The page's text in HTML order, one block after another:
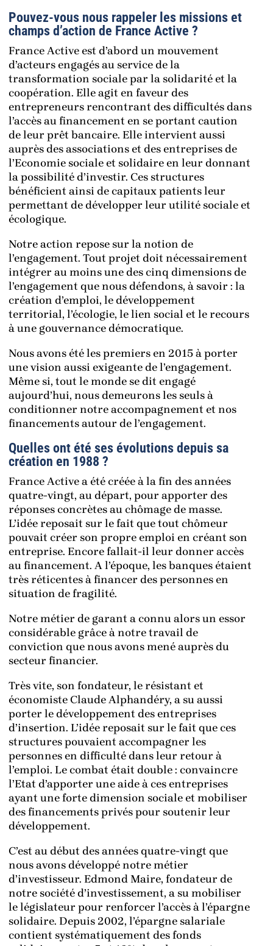
Pouvez-vous nous rappeler les missions et
champs d’action de France Active ?
France Active est d’abord un mouvement
d’acteurs engagés au service de la
transformation sociale par la solidarité et la
coopération. Elle agit en faveur des
entrepreneurs rencontrant des difficultés dans
l’accès au financement en se portant caution
de leur prêt bancaire. Elle intervient aussi
auprès des associations et des entreprises de
l’Economie sociale et solidaire en leur donnant
la possibilité d’investir. Ces structures
bénéficient ainsi de capitaux patients leur
permettant de développer leur utilité sociale et
écologique.
Notre action repose sur la notion de
l’engagement. Tout projet doit nécessairement
intégrer au moins une des cinq dimensions de
l’engagement que nous défendons, à savoir : la
création d’emploi, le développement
territorial, l’écologie, le lien social et le recours
à une gouvernance démocratique.
Nous avons été les premiers en 2015 à porter
une vision aussi exigeante de l’engagement.
Même si, tout le monde se dit engagé
aujourd’hui, nous demeurons les seuls à
conditionner notre accompagnement et nos
financements autour de l’engagement.
Quelles ont été ses évolutions depuis sa
création en 1988 ?
France Active a été créée à la fin des années
quatre-vingt, au départ, pour apporter des
réponses concrètes au chômage de masse.
L’idée reposait sur le fait que tout chômeur
pouvait créer son propre emploi en créant son
entreprise. Encore fallait-il leur donner accès
au financement. A l’époque, les banques étaient
très réticentes à financer des personnes en
situation de fragilité.
Notre métier de garant a connu alors un essor
considérable grâce à notre travail de
conviction que nous avons mené auprès du
secteur financier.
Très vite, son fondateur, le résistant et
économiste Claude Alphandéry, a su aussi
porter le développement des entreprises
d’insertion. L’idée reposait sur le fait que ces
structures pouvaient accompagner les
personnes en difficulté dans leur retour à
l’emploi. Le combat était double : convaincre
l’Etat d’apporter une aide à ces entreprises
ayant une forte dimension sociale et mobiliser
des financements privés pour soutenir leur
développement.
C’est au début des années quatre-vingt que
nous avons développé notre métier
d’investisseur. Edmond Maire, fondateur de
notre société d’investissement, a su mobiliser
le législateur pour renforcer l’accès à l’épargne
solidaire. Depuis 2002, l’épargne salariale
contient systématiquement des fonds